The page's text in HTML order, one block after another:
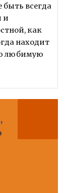
всегда
и
как
находит
любимую